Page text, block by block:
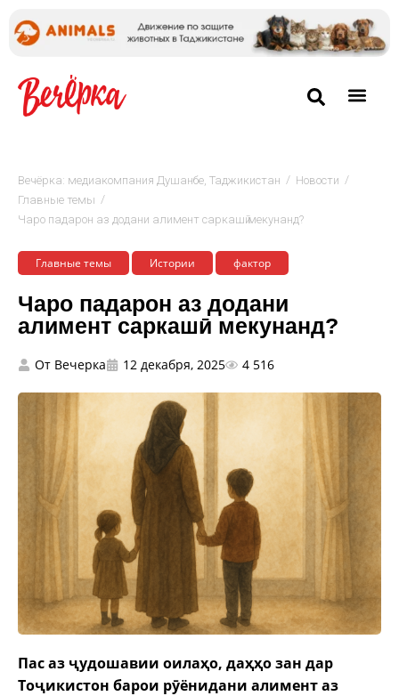
Вечёрка: медиакомпания Душанбе, Таджикистан / Новости /
Главные темы /
Чаро падарон аз додани алимент саркашӣ мекунанд?
Главные темы Истории фактор
Чаро падарон аз додани
алимент саркашӣ мекунанд?
От Вечерка 12 декабря, 2025 4 516
Пас аз ҷудошавии оилаҳо, даҳҳо зан дар
Тоҷикистон барои рӯёнидани алимент аз